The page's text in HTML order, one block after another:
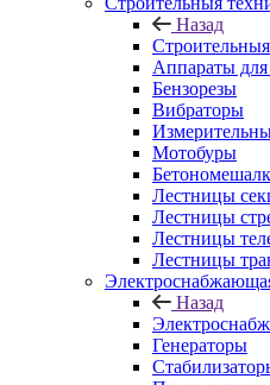
Назад
Аппараты для
Бензорезы
Вибраторы
Мотобуры
Лестницы
Лестницы
Лестницы
Лестницы
Назад
Генераторы